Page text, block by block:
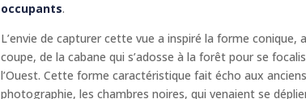
occupants.
L’envie de capturer cette vue a inspiré la forme conique,
coupe, de la cabane qui s’adosse à la forêt pour se
l’Ouest. Cette forme caractéristique fait écho aux
photographie, les chambres noires, qui venaient se